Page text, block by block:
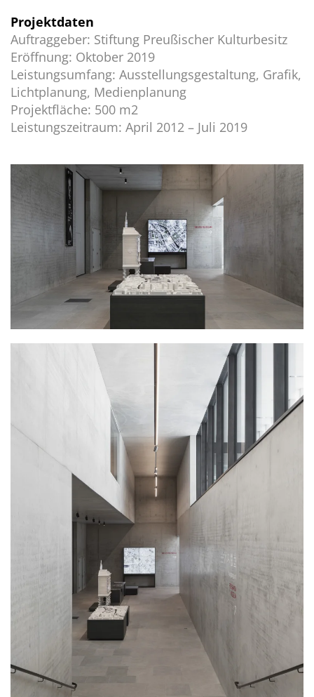
Projektdaten
Auftraggeber: Stiftung Preußischer Kulturbesitz
Eröffnung: Oktober 2019
Leistungsumfang: Ausstellungsgestaltung, Grafik,
Lichtplanung, Medienplanung
Projektfläche: 500 m2
Leistungszeitraum: April 2012 – Juli 2019